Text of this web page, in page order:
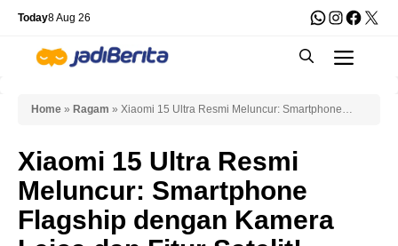
Skip
content
Today8 Aug 26 WhatsApp
X
Home » Ragam » Xiaomi 15 Ultra Resmi Meluncur: Smartphone
Xiaomi 15 Ultra Resmi
Meluncur: Smartphone
Flagship dengan Kamera